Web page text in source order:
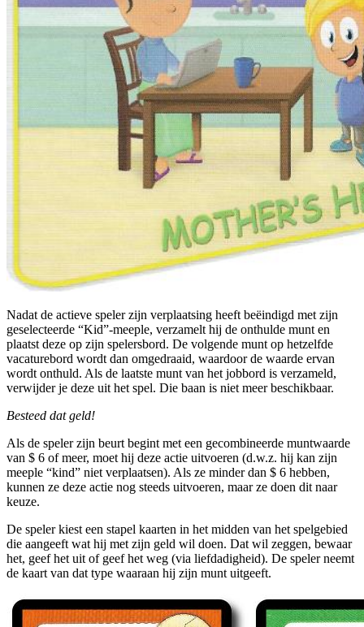
Nadat de actieve speler zijn verplaatsing heeft beëindigd met zijn
geselecteerde “Kid”-meeple, verzamelt hij de onthulde munt en
plaatst deze op zijn spelersbord. De volgende munt op hetzelfde
vacaturebord wordt dan omgedraaid, waardoor de waarde ervan
wordt onthuld. Als de laatste munt van het jobbord is verzameld,
verwijder je deze uit het spel. Die baan is niet meer beschikbaar.
Besteed dat geld!
Als de speler zijn beurt begint met een gecombineerde muntwaarde
van $ 6 of meer, moet hij deze actie uitvoeren (d.w.z. hij kan zijn
meeple “kind” niet verplaatsen). Als ze minder dan $ 6 hebben,
kunnen ze deze actie nog steeds uitvoeren, maar ze doen dit naar
keuze.
De speler kiest een stapel kaarten in het midden van het spelgebied
die aangeeft wat hij met zijn geld wil doen. Dat wil zeggen, bewaar
het, geef het uit of geef het weg (via liefdadigheid). De speler neemt
de kaart van dat type waaraan hij zijn munt uitgeeft.